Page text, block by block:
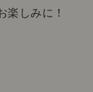
楽しみに！